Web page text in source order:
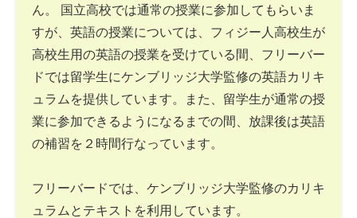
ん。 国立高校では通常の授業に参加してもらいま
すが、英語の授業については、フィジー人高校生が
高校生用の英語の授業を受けている間、フリーバー
ドでは留学生にケンブリッジ大学監修の英語カリキ
ュラムを提供しています。また、留学生が通常の授
業に参加できるようになるまでの間、放課後は英語
の補習を２時間行なっています。
フリーバードでは、ケンブリッジ大学監修のカリキ
ュラムとテキストを利用しています。